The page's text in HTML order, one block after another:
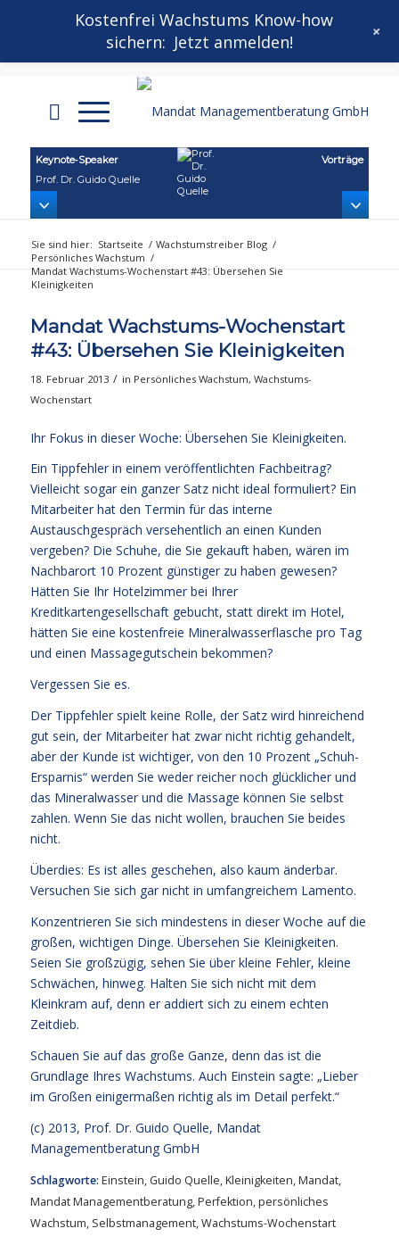
Kontakt Mandat Wachstums-Wochenstart
Mandat Growthletter®
Keynote‑Speaker
Prof. Dr. Guido Quelle
Vorträge
Sie sind hier: Startseite / Wachstumstreiber Blog /
Persönliches Wachstum /
Mandat Wachstums-Wochenstart #43: Übersehen Sie
Kleinigkeiten
Mandat Wachstums-Wochenstart
#43: Übersehen Sie Kleinigkeiten
18. Februar 2013 / in Persönliches Wachstum, Wachstums-
Wochenstart
Ihr Fokus in dieser Woche: Übersehen Sie Kleinigkeiten.
Ein Tippfehler in einem veröffentlichten Fachbeitrag?
Vielleicht sogar ein ganzer Satz nicht ideal formuliert? Ein
Mitarbeiter hat den Termin für das interne
Austauschgespräch versehentlich an einen Kunden
vergeben? Die Schuhe, die Sie gekauft haben, wären im
Nachbarort 10 Prozent günstiger zu haben gewesen?
Hätten Sie Ihr Hotelzimmer bei Ihrer
Kreditkartengesellschaft gebucht, statt direkt im Hotel,
hätten Sie eine kostenfreie Mineralwasserflasche pro Tag
und einen Massagegutschein bekommen?
Vergessen Sie es.
Der Tippfehler spielt keine Rolle, der Satz wird hinreichend
gut sein, der Mitarbeiter hat zwar nicht richtig gehandelt,
aber der Kunde ist wichtiger, von den 10 Prozent „Schuh-
Ersparnis“ werden Sie weder reicher noch glücklicher und
das Mineralwasser und die Massage können Sie selbst
zahlen. Wenn Sie das nicht wollen, brauchen Sie beides
nicht.
Überdies: Es ist alles geschehen, also kaum änderbar.
Versuchen Sie sich gar nicht in umfangreichem Lamento.
Konzentrieren Sie sich mindestens in dieser Woche auf die
großen, wichtigen Dinge. Übersehen Sie Kleinigkeiten.
Seien Sie großzügig, sehen Sie über kleine Fehler, kleine
Schwächen, hinweg. Halten Sie sich nicht mit dem
Kleinkram auf, denn er addiert sich zu einem echten
Zeitdieb.
Schauen Sie auf das große Ganze, denn das ist die
Grundlage Ihres Wachstums. Auch Einstein sagte: „Lieber
im Großen einigermaßen richtig als im Detail perfekt.“
(c) 2013, Prof. Dr. Guido Quelle, Mandat
Managementberatung GmbH
Schlagworte: Einstein, Guido Quelle,Kleinigkeiten,Mandat,
Mandat Managementberatung,Perfektion,persönliches
Wachstum, Selbstmanagement,Wachstums-Wochenstart
Kostenfrei Wachstums Know-how
sichern: Jetzt anmelden! +